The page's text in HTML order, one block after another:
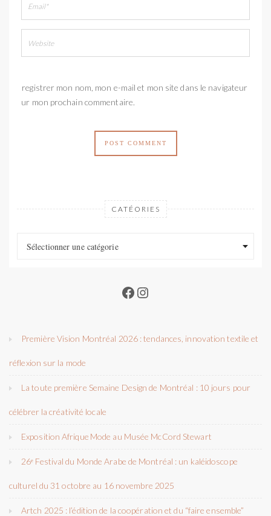
Enregistrer mon nom, mon e-mail et mon site dans le navigateur
pour mon prochain commentaire.
CATÉORIES
Sélectionner une catégorie
Facebook
Instagram
Première Vision Montréal 2026 : tendances, innovation textile et
réflexion sur la mode
La toute première Semaine Design de Montréal : 10 jours pour
célébrer la créativité locale
Exposition Afrique Mode au Musée McCord Stewart
26ᵉ Festival du Monde Arabe de Montréal : un kaléidoscope
culturel du 31 octobre au 16 novembre 2025
Artch 2025 : l’édition de la coopération et du “faire ensemble”